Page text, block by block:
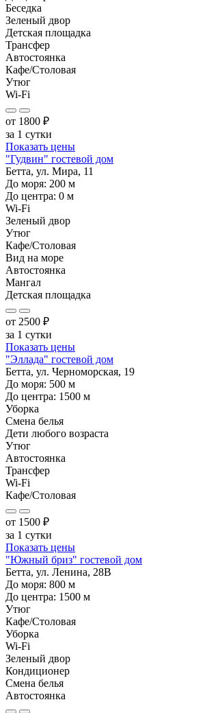
Беседка
Зеленый двор
Детская площадка
Трансфер
Автостоянка
Кафе/Столовая
Утюг
Wi-Fi
от 1800 ₽
за 1 сутки
Показать цены
"Гудвин" гостевой дом
Бетта, ул. Мира, 11
До моря: 200 м
До центра: 0 м
Wi-Fi
Зеленый двор
Утюг
Кафе/Столовая
Вид на море
Автостоянка
Мангал
Детская площадка
от 2500 ₽
за 1 сутки
Показать цены
"Эллада" гостевой дом
Бетта, ул. Черноморская, 19
До моря: 500 м
До центра: 1500 м
Уборка
Смена белья
Дети любого возраста
Утюг
Автостоянка
Трансфер
Wi-Fi
Кафе/Столовая
от 1500 ₽
за 1 сутки
Показать цены
"Южный бриз" гостевой дом
Бетта, ул. Ленина, 28В
До моря: 800 м
До центра: 1500 м
Утюг
Кафе/Столовая
Уборка
Wi-Fi
Зеленый двор
Кондиционер
Смена белья
Автостоянка